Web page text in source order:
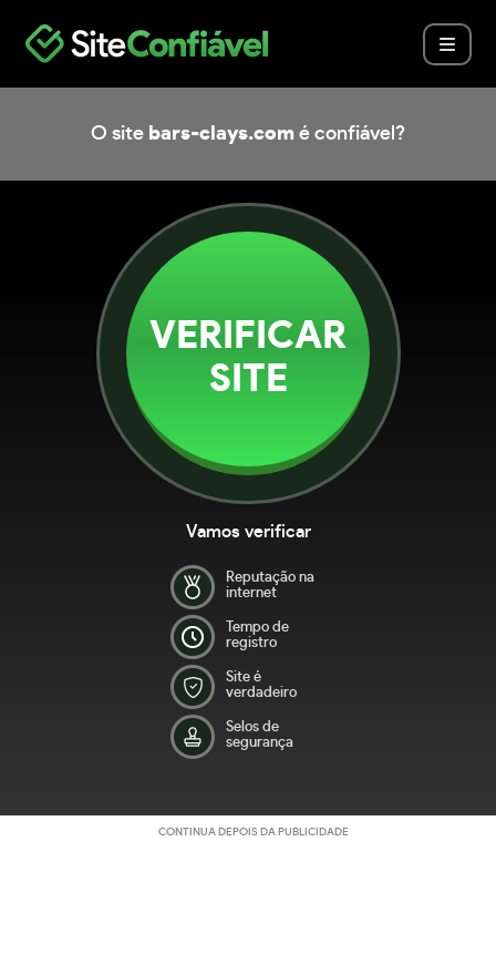
O site bars-clays.com é confiável?
VERIFICAR
SITE
Vamos verificar
Reputação na
internet
Tempo de
registro
Site é
verdadeiro
Selos de
segurança
CONTINUA DEPOIS DA PUBLICIDADE